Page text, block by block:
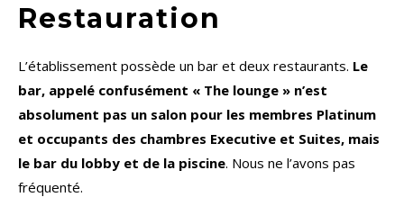
Restauration
L’établissement possède un bar et deux restaurants. Le
bar, appelé confusément « The lounge » n’est
absolument pas un salon pour les membres Platinum
et occupants des chambres Executive et Suites, mais
le bar du lobby et de la piscine. Nous ne l’avons pas
fréquenté.